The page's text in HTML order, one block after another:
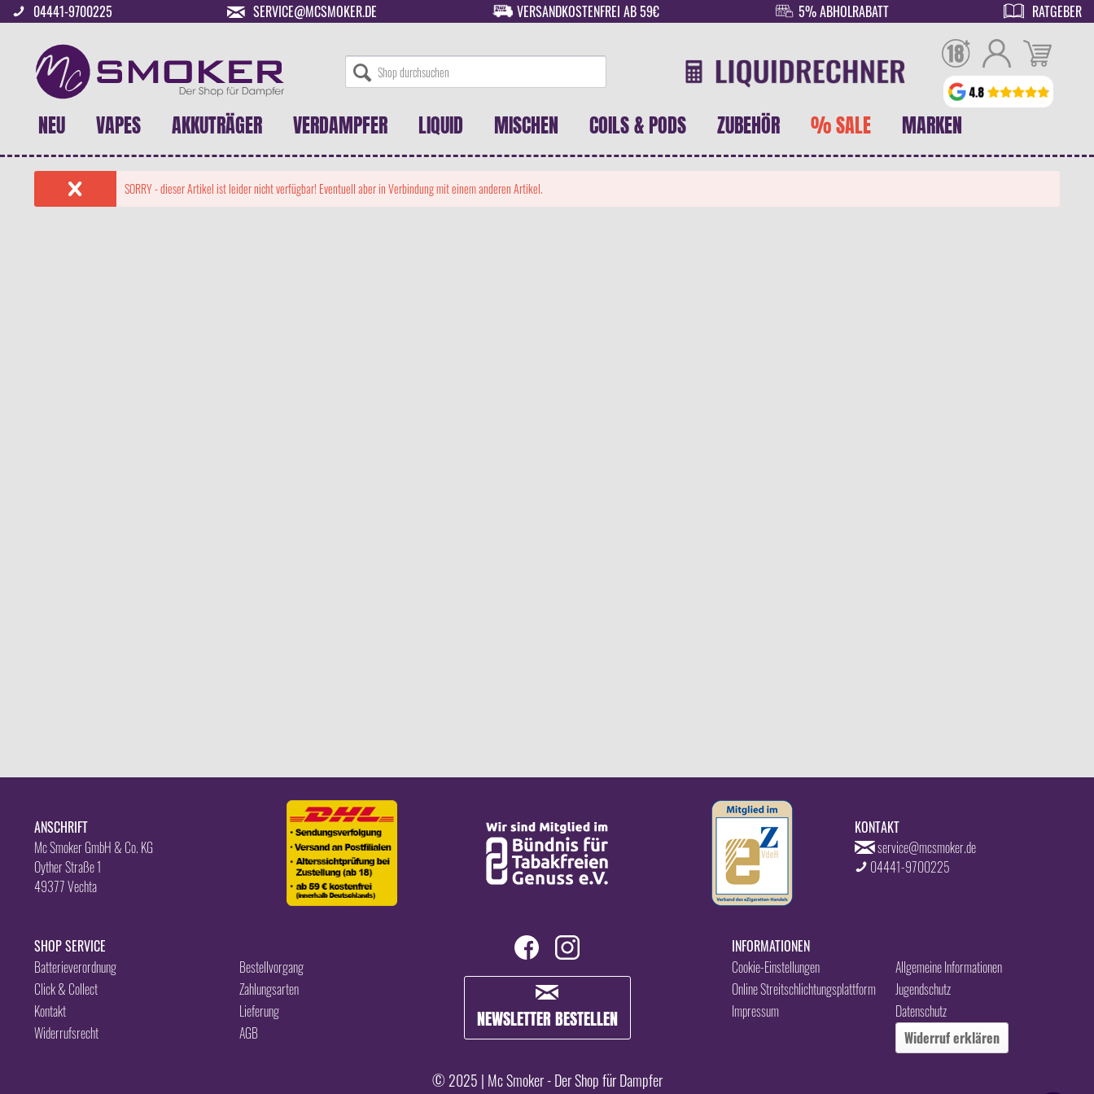
04441-9700225 SERVICE@MCSMOKER.DE VERSANDKOSTENFREI AB 59€ 5% ABHOLRABATT RATGEBER
NEU VAPES AKKUTRÄGER VERDAMPFER LIQUID MISCHEN COILS & PODS ZUBEHÖR % SALE MARKEN
SORRY - dieser Artikel ist leider nicht verfügbar! Eventuell aber in Verbindung mit einem anderen Artikel.
ANSCHRIFT
Mc Smoker GmbH & Co. KG
Oyther Straße 1
49377 Vechta
KONTAKT
service@mcsmoker.de
04441-9700225
SHOP SERVICE
Batterieverordnung
Bestellvorgang
Click & Collect
Zahlungsarten
Kontakt
Lieferung
Widerrufsrecht
AGB
NEWSLETTER BESTELLEN
INFORMATIONEN
Allgemeine Informationen
Cookie-Einstellungen
Jugendschutz
Online Streitschlichtungsplattform
Datenschutz
Impressum
Widerruf erklären
© 2025 | Mc Smoker - Der Shop für Dampfer